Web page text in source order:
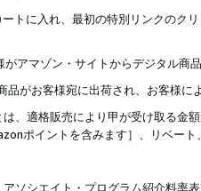
トに入れ、最初の特別リンクのク
アマゾン・サイトからデジタル
品がお客様宛に出荷され、お客様
は、適格販売により甲が受け取る金
ポイントを含みます］、リベー
ソシエイト・プログラム紹介料率